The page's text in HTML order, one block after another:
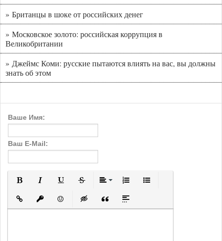
» Британцы в шоке от российских денег
» Московское золото: российская коррупция в
Великобритании
» Джеймс Коми: русские пытаются влиять на вас, вы должны
знать об этом
Ваше Имя:
Ваш E-Mail:
Вставить ссылку
Вставить защищенную ссылку
Вставить смайлик
Вставка скрытого текста
Вставка цитаты
Вставка спойлера